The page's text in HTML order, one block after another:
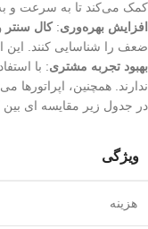
کمک می‌کند تا به سرعت و به
افزایش بهره‌وری:کال سنتر
ضعف را شناسایی کنند. این
بهبود تجربه مشتری: با
ندارند. همچنین،
در جدول زیر مقایسه ای
ویژگی
هزینه